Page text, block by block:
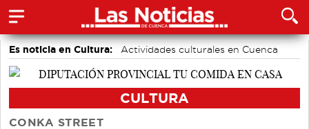
Es noticia en Cultura: Actividades culturales en Cuenca
CULTURA
CONKA STREET